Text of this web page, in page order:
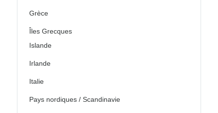
Grèce
Îles Grecques
Islande
Irlande
Italie
Pays nordiques / Scandinavie